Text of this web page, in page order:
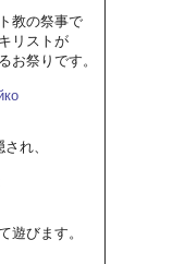
教の祭事で
リストが
お祭りです。
れ、
遊びます。